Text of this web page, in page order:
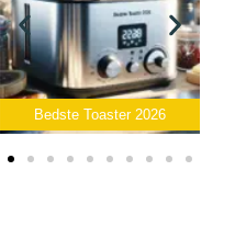
Bedste Toaster 2026